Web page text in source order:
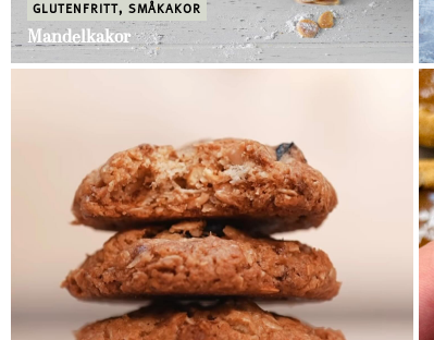
GLUTENFRITT, SMÅKAKOR
Mandelkakor